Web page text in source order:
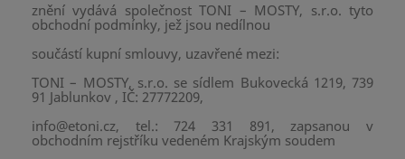
znění vydává společnost TONI – MOSTY, s.r.o. tyto
obchodní podmínky, jež jsou nedílnou
součástí kupní smlouvy, uzavřené mezi:
TONI – MOSTY, s.r.o. se sídlem Bukovecká 1219, 739
91 Jablunkov , IČ: 27772209,
info@etoni.cz, tel.: 724 331 891, zapsanou v
obchodním rejstříku vedeném Krajským soudem